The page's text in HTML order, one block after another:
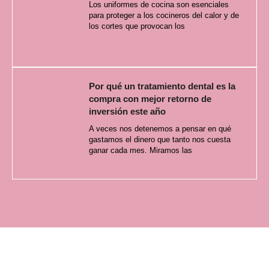
Los uniformes de cocina son esenciales
para proteger a los cocineros del calor y de
los cortes que provocan los
Por qué un tratamiento dental es la
compra con mejor retorno de
inversión este año
A veces nos detenemos a pensar en qué
gastamos el dinero que tanto nos cuesta
ganar cada mes. Miramos las